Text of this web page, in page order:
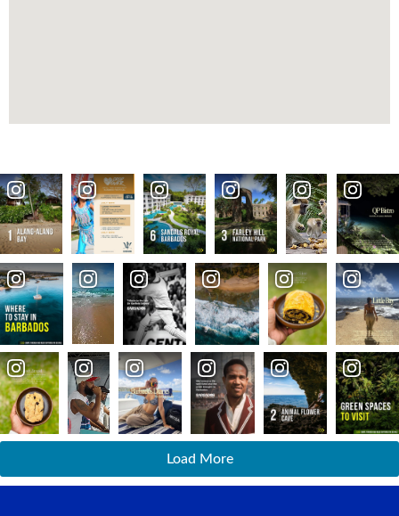
Load More